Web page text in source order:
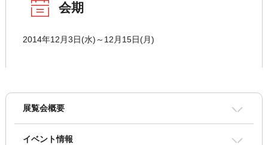
会期
2014年12月3日(水)～12月15日(月)
展覧会概要
イベント情報